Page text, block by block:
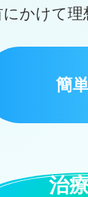
かけて理
簡
治